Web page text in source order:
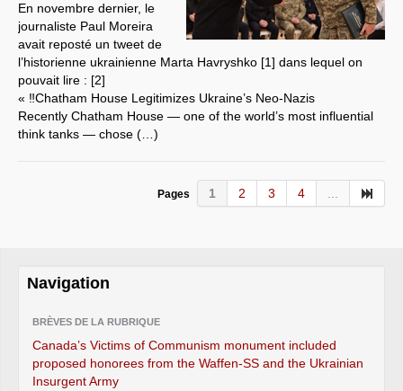
En novembre dernier, le
journaliste Paul Moreira
avait reposté un tweet de
l’historienne ukrainienne Marta Havryshko [1] dans lequel on
pouvait lire : [2]
« ‼️Chatham House Legitimizes Ukraine’s Neo-Nazis
Recently Chatham House — one of the world’s most influential
think tanks — chose (…)
Pages 1 2 3 4
Navigation
BRÈVES DE LA RUBRIQUE
Canada’s Victims of Communism monument included
proposed honorees from the Waffen-SS and the Ukrainian
Insurgent Army